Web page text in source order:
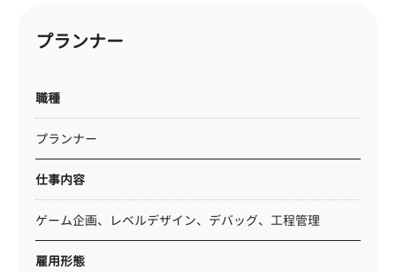
プランナー
職種
プランナー
仕事内容
ゲーム企画、レベルデザイン、デバッグ、工程管理
雇用形態